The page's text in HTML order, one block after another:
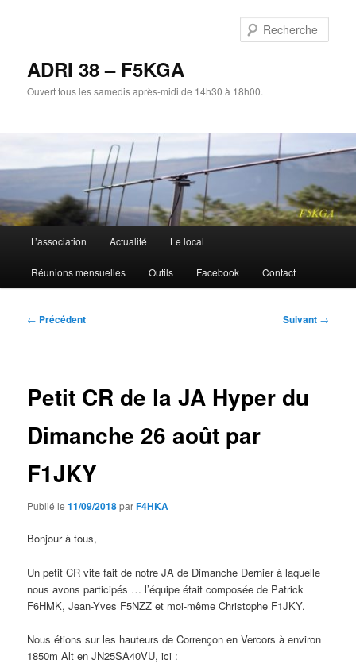
ADRI 38 – F5KGA
Ouvert tous les samedis après-midi de 14h30 à 18h00.
L’association Actualité Le local
Réunions mensuelles Outils Facebook Contact
Navigation
← Précédent Suivant →
Petit CR de la JA Hyper du
Dimanche 26 août par
F1JKY
Publié le11/09/2018parF4HKA
Bonjour à tous,
Un petit CR vite fait de notre JA de Dimanche Dernier à laquelle
nous avons participés … l’équipe était composée de Patrick
F6HMK, Jean-Yves F5NZZ et moi-même Christophe F1JKY.
Nous étions sur les hauteurs de Corrençon en Vercors à environ
1850m Alt en JN25SA40VU, ici :